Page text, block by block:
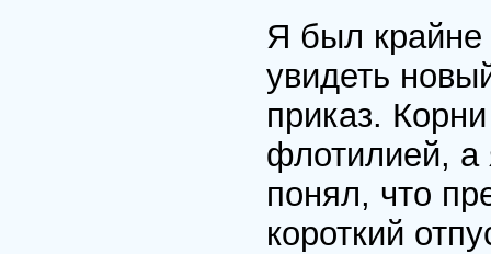
Я был крайне
увидеть
приказ.
флотилией, а
понял, что
короткий